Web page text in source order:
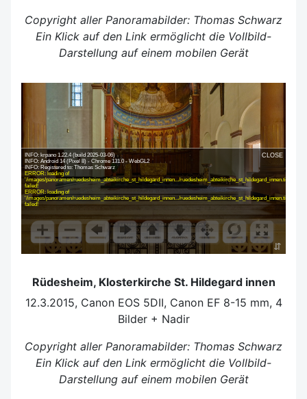
Copyright aller Panoramabilder: Thomas Schwarz
Ein Klick auf den Link ermöglicht die Vollbild-
Darstellung auf einem mobilen Gerät
INFO: krpano 1.22.4 (build 2025-03-06)
INFO: Android 14 (Pixel 8) - Chrome 131.0 - WebGL2
INFO: Registered to: Thomas Schwarz
ERROR: loading of
'/images/panoramen/ruedesheim_abteikirche_st_hildegard_innen.../ruedesheim_abteikirche_st_hildegard_innen.tiles/
failed!
ERROR: loading of
'/images/panoramen/ruedesheim_abteikirche_st_hildegard_innen.../ruedesheim_abteikirche_st_hildegard_innen.tiles/
failed!
CLOSE
⇵
Rüdesheim, Klosterkirche St. Hildegard innen
12.3.2015, Canon EOS 5DII, Canon EF 8-15 mm, 4
Bilder + Nadir
Copyright aller Panoramabilder: Thomas Schwarz
Ein Klick auf den Link ermöglicht die Vollbild-
Darstellung auf einem mobilen Gerät